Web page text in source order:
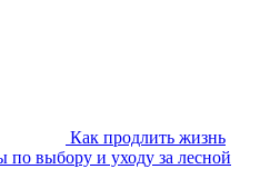
Как продлить жизнь
по выбору и уходу за лесной